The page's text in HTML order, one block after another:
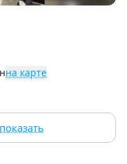
на карте
показать